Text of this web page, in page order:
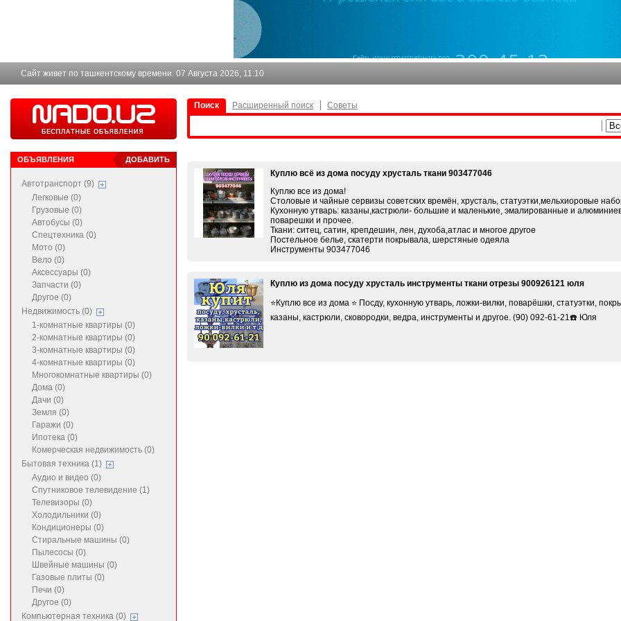
Сайт живет по ташкентскому времени: 07 Августа 2026, 11:10
ДОБАВИТЬ
ОБЪЯВЛЕНИЯ
Автотранспорт (9)
Легковые (0)
Грузовые (0)
Автобусы (0)
Спецтехника (0)
Мото (0)
Вело (0)
Аксессуары (0)
Запчасти (0)
Другое (0)
Недвижимость (0)
1-комнатные квартиры (0)
2-комнатные квартиры (0)
3-комнатные квартиры (0)
4-комнатные квартиры (0)
Многокомнатные квартиры (0)
Дома (0)
Дачи (0)
Земля (0)
Гаражи (0)
Ипотека (0)
Комерческая недвижимость (0)
Бытовая техника (1)
Аудио и видео (0)
Спутниковое телевидение (1)
Телевизоры (0)
Холодильники (0)
Кондиционеры (0)
Стиральные машины (0)
Пылесосы (0)
Швейные машины (0)
Газовые плиты (0)
Печи (0)
Другое (0)
Компьютерная техника (0)
Поиск Расширенный поиск Советы
Куплю всё из дома посуду хрусталь ткани 903477046
Куплю все из дома!
Столовые и чайные сервизы советских времён, хрусталь, статуэтки,мельхиоровые
Кухонную утварь: казаны,кастрюли- большие и маленькие, эмалированные и
поварешки и прочее.
Ткани: ситец, сатин, крепдешин, лен, духоба,атлас и многое другое
Постельное белье, скатерти покрывала, шерстяные одеяла
Инструменты 903477046
Куплю из дома посуду хрусталь инструменты ткани отрезы 900926121 юля
⭐️Куплю все из дома ⭐️ Посду, кухонную утварь, ложки-вилки, поварёшки, статуэтки,
казаны, кастрюли, сковородки, ведра, инструменты и другое. (90) 092-61-21☎️ Юля